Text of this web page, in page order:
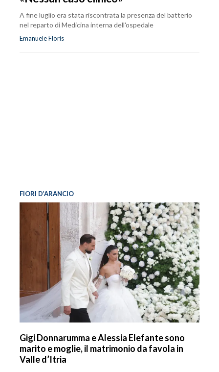
A fine luglio era stata riscontrata la presenza del batterio
nel reparto di Medicina interna dell'ospedale
Emanuele Floris
FIORI D’ARANCIO
Gigi Donnarumma e Alessia Elefante sono
marito e moglie, il matrimonio da favola in
Valle d’Itria